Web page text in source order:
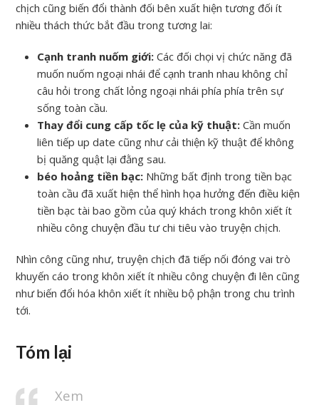
chịch cũng biến đổi thành đối bên xuất hiện tương đối ít
nhiều thách thức bắt đầu trong tương lai:
Cạnh tranh nuốm giới: Các đối chọi vị chức năng đã
muốn nuốm ngoại nhái để cạnh tranh nhau không chỉ
câu hỏi trong chất lỏng ngoại nhái phía phía trên sự
sống toàn cầu.
Thay đổi cung cấp tốc lẹ của kỹ thuật: Cần muốn
liên tiếp up date cũng như cải thiện kỹ thuật để không
bị quăng quật lại đằng sau.
béo hoảng tiền bạc: Những bất định trong tiền bạc
toàn cầu đã xuất hiện thể hình họa hưởng đến điều kiện
tiền bạc tài bao gồm của quý khách trong khôn xiết ít
nhiều công chuyện đầu tư chi tiêu vào truyện chịch.
Nhìn công cũng như, truyện chịch đã tiếp nối đóng vai trò
khuyến cáo trong khôn xiết ít nhiều công chuyện đi lên cũng
như biến đổi hóa khôn xiết ít nhiều bộ phận trong chu trình
tới.
Tóm lại
Xem